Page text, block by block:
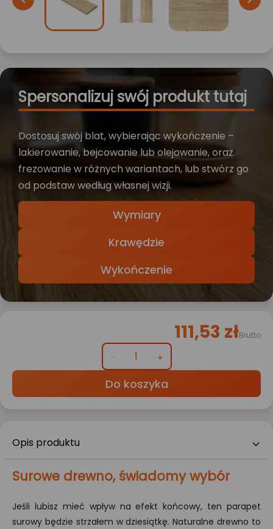
Spersonalizuj swój produkt tutaj
Dostosuj swój blat, wybierając wykończenie –
lakierowanie, bejcowanie lub olejowanie, oraz
frezowanie w różnych wariantach, lub stwórz go
od podstaw według własnej wizji.
Wymiary
Krawędzie
Wykończenie
111,53 złBrutto
Do koszyka
Opis produktu
Surowe drewno, świadomy wybór
Jeśli lubisz mieć wpływ na efekt końcowy, ten parapet
surowy będzie strzałem w dziesiątkę. Naturalne drewno to